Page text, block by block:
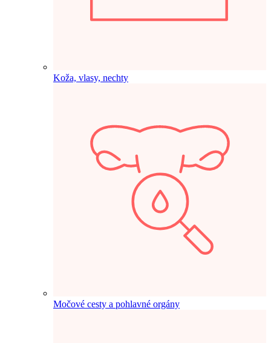
Koža, vlasy, nechty
Močové cesty a pohlavné orgány